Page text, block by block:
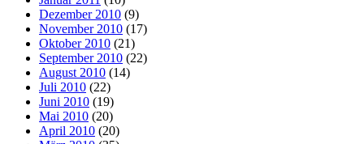
Dezember 2010 (9)
November 2010 (17)
Oktober 2010 (21)
September 2010 (22)
August 2010 (14)
Juli 2010 (22)
Juni 2010 (19)
Mai 2010 (20)
April 2010 (20)